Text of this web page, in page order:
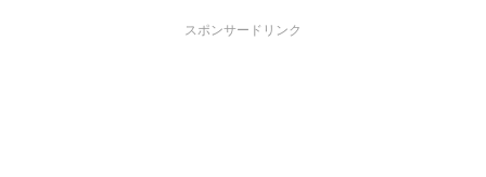
スポンサードリンク